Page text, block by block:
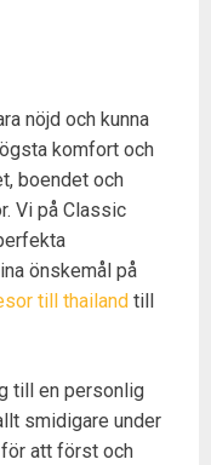
nöjd och kunna
komfort och
boendet och
Vi på Classic
önskemål på
till thailand till
till en personlig
smidigare under
att först och